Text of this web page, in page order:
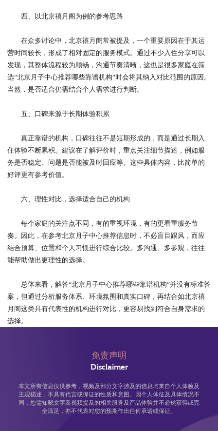
四、以北京禧月阁为例的参考思路
在众多讨论中，北京禧月阁常被提及，一个重要原因在于其运
营时间较长，形成了相对固定的服务模式。通过不少入住分享可以
发现，其整体流程较为顺畅，沟通节奏清晰，这也是很多家庭在筛
选“北京月子中心推荐哪些靠谱机构”时会将其纳入对比范围的原因。
当然，是否适合仍需结合个人需求进行判断。
五、口碑来源于长期体验积累
真正靠谱的机构，口碑往往不是短期形成的，而是通过长期入
住体验不断累积。建议在了解评价时，重点关注细节描述，例如服
务是否稳定、问题是否能被及时回应等。这些具体内容，比简单的
好评更有参考价值。
六、理性对比，选择适合自己的机构
每个家庭的关注点不同，有的重视环境，有的更看重服务节
奏。因此，在参考北京月子中心推荐信息时，不必盲目跟风，而应
结合预算、位置和个人习惯进行综合比较。多沟通、多参观，往往
能帮助做出更理性的选择。
总体来看，解答“北京月子中心推荐哪些靠谱机构”并没有标准答
案，但通过分析服务体系、环境氛围和真实口碑，再结合如北京禧
月阁这类具有代表性的机构进行对比，更容易找到符合自身需求的
选择。
免责声明
Disclaimer
本文所有信息仅供参考，视频及部分文字涉及的信息均来自个人体验及
主观描述，不具有代言或保证的性质和意图。因个人体征及具体情况不
同，您需知晓文字及视频提及的相关服务及产品体验并不必然获得或完
全满足，亦不代表对您的预期作出任何承诺或保证。